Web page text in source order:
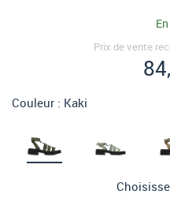
Prix de vente
Couleur : Kaki